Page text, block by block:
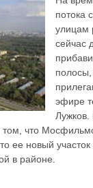
потока
улицам
сейчас
полосы,
эфире
что
ее новый
в районе.